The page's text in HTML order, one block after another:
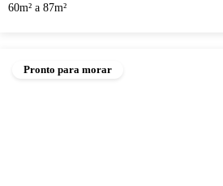
60m² a 87m²
Pronto para morar